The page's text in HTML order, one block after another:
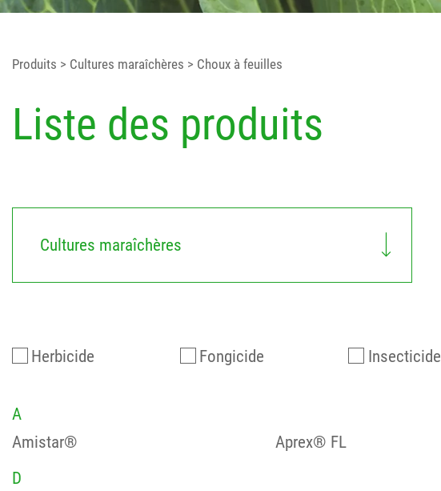
Produits > Cultures maraîchères > Choux à feuilles
Liste des produits
Cultures maraîchères
Herbicide Fongicide Insecticide
A
Amistar®
Aprex® FL
D